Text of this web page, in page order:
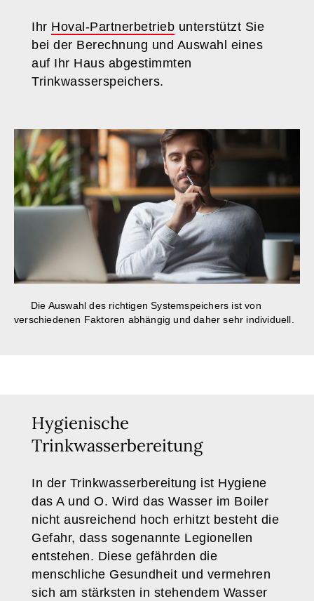
Ihr Hoval-Partnerbetrieb unterstützt Sie
bei der Berechnung und Auswahl eines
auf Ihr Haus abgestimmten
Trinkwasserspeichers.
Die Auswahl des richtigen Systemspeichers ist von
verschiedenen Faktoren abhängig und daher sehr individuell.
Hygienische
Trinkwasserbereitung
In der Trinkwasserbereitung ist Hygiene
das A und O. Wird das Wasser im Boiler
nicht ausreichend hoch erhitzt besteht die
Gefahr, dass sogenannte Legionellen
entstehen. Diese gefährden die
menschliche Gesundheit und vermehren
sich am stärksten in stehendem Wasser